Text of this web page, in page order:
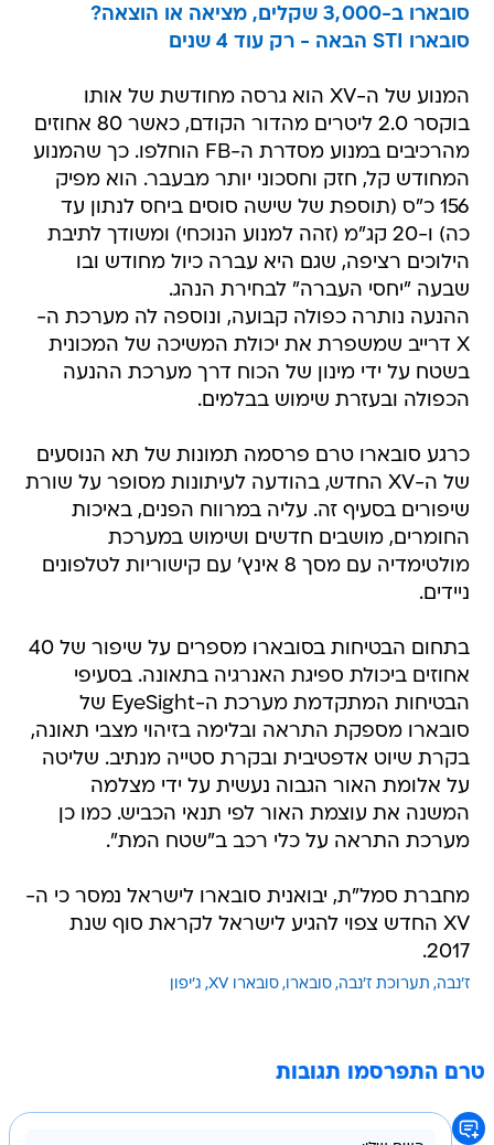
סובארו ב-3,000 שקלים, מציאה או הוצאה?
סובארו STI הבאה - רק עוד 4 שנים
המנוע של ה-XV הוא גרסה מחודשת של אותו
בוקסר 2.0 ליטרים מהדור הקודם, כאשר 80 אחוזים
מהרכיבים במנוע מסדרת ה-FB הוחלפו. כך שהמנוע
המחודש קל, חזק וחסכוני יותר מבעבר. הוא מפיק
156 כ"ס (תוספת של שישה סוסים ביחס לנתון עד
כה) ו-20 קג"מ (זהה למנוע הנוכחי) ומשודך לתיבת
הילוכים רציפה, שגם היא עברה כיול מחודש ובו
שבעה "יחסי העברה" לבחירת הנהג.
ההנעה נותרה כפולה קבועה, ונוספה לה מערכת ה-
X דרייב שמשפרת את יכולת המשיכה של המכונית
בשטח על ידי מינון של הכוח דרך מערכת ההנעה
הכפולה ובעזרת שימוש בבלמים.
כרגע סובארו טרם פרסמה תמונות של תא הנוסעים
של ה-XV החדש, בהודעה לעיתונות מסופר על שורת
שיפורים בסעיף זה. עליה במרווח הפנים, באיכות
החומרים, מושבים חדשים ושימוש במערכת
מולטימדיה עם מסך 8 אינץ' עם קישוריות לטלפונים
ניידים.
בתחום הבטיחות בסובארו מספרים על שיפור של 40
אחוזים ביכולת ספיגת האנרגיה בתאונה. בסעיפי
הבטיחות המתקדמת מערכת ה-EyeSight של
סובארו מספקת התראה ובלימה בזיהוי מצבי תאונה,
בקרת שיוט אדפטיבית ובקרת סטייה מנתיב. שליטה
על אלומת האור הגבוה נעשית על ידי מצלמה
המשנה את עוצמת האור לפי תנאי הכביש. כמו כן
מערכת התראה על כלי רכב ב"שטח המת".
מחברת סמל"ת, יבואנית סובארו לישראל נמסר כי ה-
XV החדש צפוי להגיע לישראל לקראת סוף שנת
2017.
ז'נבה תערוכת ז'נבה סובארו סובארו XV ג'יפון
טרם התפרסמו תגובות